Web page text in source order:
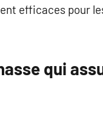
efficaces pour
qui